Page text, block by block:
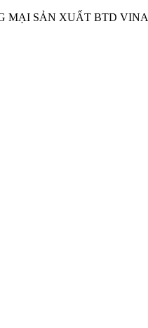
MẠI SẢN XUẤT BTD VINA